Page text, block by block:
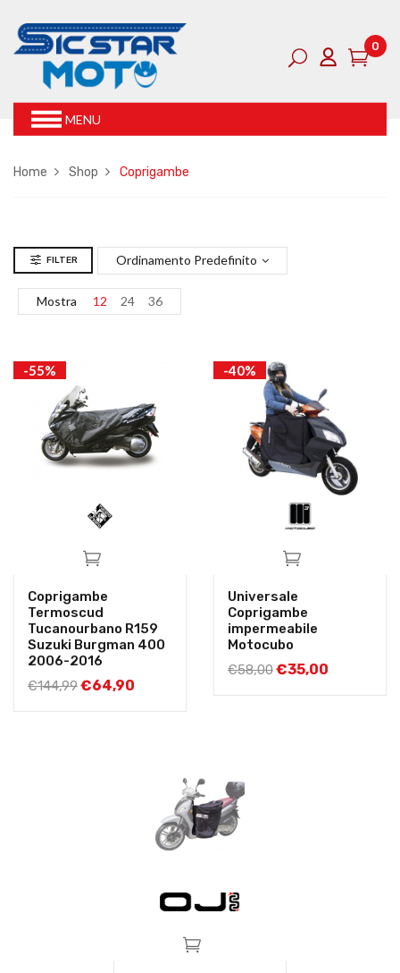
0
MENU
Home Shop Coprigambe
FILTER Ordinamento Predefinito
Mostra 12 24 36
-55%
Coprigambe
Termoscud
Tucanourbano R159
Suzuki Burgman 400
2006-2016
€144,99€64,90
-40%
Universale
Coprigambe
impermeabile
Motocubo
€58,00€35,00